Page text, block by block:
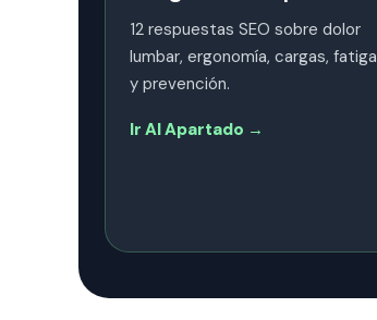
12 respuestas SEO sobre dolor
lumbar, ergonomía, cargas, fatiga
y prevención.
Ir Al Apartado →